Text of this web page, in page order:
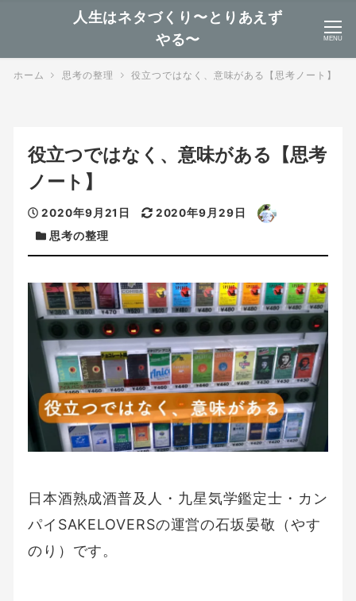
人生はネタづくり〜とりあえず
やる〜
MENU
ホーム 思考の整理 役立つではなく、意味がある【思考ノート】
役立つではなく、意味がある【思考
ノート】
投
稿
日
2020年9月21日
更
日
2020年9月29日
著
カ
テ
ゴ
リ
思考の整理
日本酒熟成酒普及人・九星気学鑑定士・カン
パイSAKELOVERSの運営の石坂晏敬（やす
のり）です。